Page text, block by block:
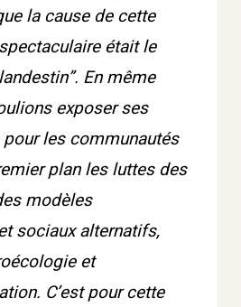
la cause de cette
était le
En même
exposer ses
les communautés
plan les luttes des
modèles
sociaux alternatifs,
et
C’est pour cette